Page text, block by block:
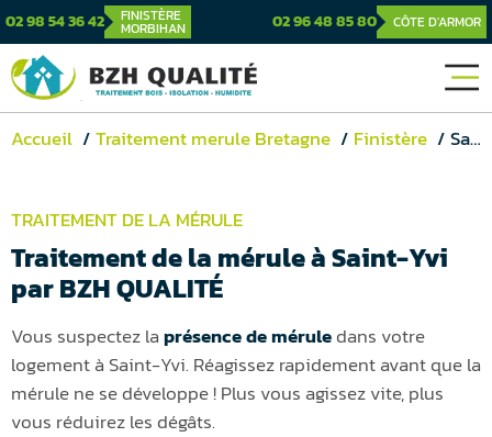
02 98 54 36 42 FINISTÈRE
MORBIHAN 02 96 48 85 80 CÔTE D'ARMOR
Accueil Traitement merule Bretagne Finistère Saint-Yvi
TRAITEMENT DE LA MÉRULE
Traitement de la mérule à Saint-Yvi
par BZH QUALITÉ
Vous suspectez laprésence de méruledans votre
logement à Saint-Yvi. Réagissez rapidement avant que la
mérule ne se développe ! Plus vous agissez vite, plus
vous réduirez les dégâts.